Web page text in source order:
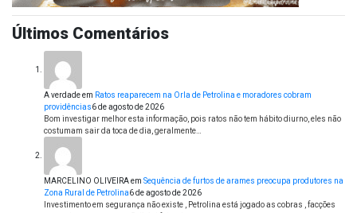
Últimos Comentários
A verdadeem Ratos reaparecem na Orla de Petrolina e moradores cobram
providências6 de agosto de 2026
Bom investigar melhor esta informação, pois ratos não tem hábito diurno, eles não
costumam sair da toca de dia, geralmente…
MARCELINO OLIVEIRAem Sequência de furtos de arames preocupa produtores na
Zona Rural de Petrolina6 de agosto de 2026
Investimento em segurança não existe , Petrolina está jogado as cobras , facções